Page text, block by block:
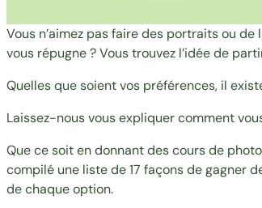
Vous n’aimez pas faire des portraits ou
vous répugne ? Vous trouvez l’idée de
Quelles que soient vos préférences, il
Laissez-nous vous expliquer comment
Que ce soit en donnant des cours de
compilé une liste de 17 façons de gagner
de chaque option.